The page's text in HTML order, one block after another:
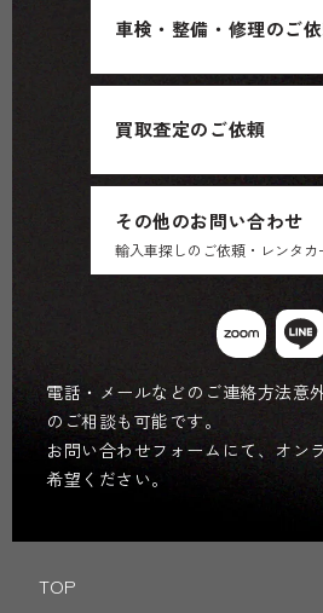
車検・整備・修理のご
買取査定のご依頼
その他のお問い合わせ
輸入車探しのご依頼・レンタカ
電話・メールなどのご連絡方法意
のご相談も可能です。
お問い合わせフォームにて、オン
希望ください。
TOP